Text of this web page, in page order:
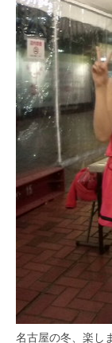
名古屋の冬、楽し